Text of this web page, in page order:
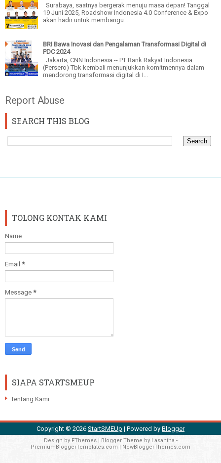
Surabaya, saatnya bergerak menuju masa depan! Tanggal
19 Juni 2025, Roadshow Indonesia 4.0 Conference & Expo
akan hadir untuk membangu...
BRI Bawa Inovasi dan Pengalaman Transformasi Digital di
PDC 2024
Jakarta, CNN Indonesia -- PT Bank Rakyat Indonesia
(Persero) Tbk kembali menunjukkan komitmennya dalam
mendorong transformasi digital di I...
Report Abuse
SEARCH THIS BLOG
TOLONG KONTAK KAMI
Name
Email *
Message *
SIAPA STARTSMEUP
Tentang Kami
Copyright © 2026 StartSMEUp | Powered by Blogger
Design by FThemes| Blogger Theme by Lasantha -
PremiumBloggerTemplates.com | NewBloggerThemes.com